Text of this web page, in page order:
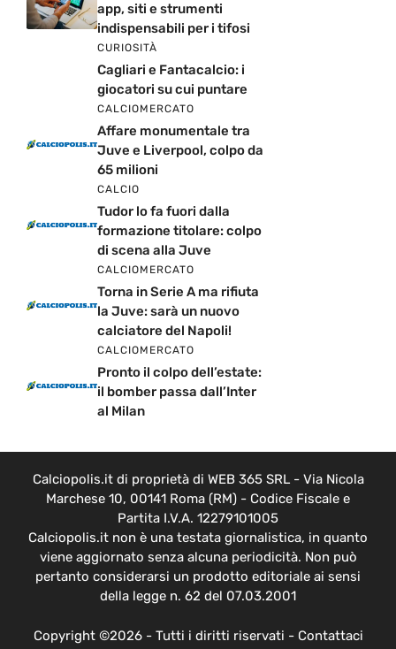
app, siti e strumenti
indispensabili per i tifosi
CURIOSITÀ
Cagliari e Fantacalcio: i
giocatori su cui puntare
CALCIOMERCATO
Affare monumentale tra
Juve e Liverpool, colpo da
65 milioni
CALCIO
Tudor lo fa fuori dalla
formazione titolare: colpo
di scena alla Juve
CALCIOMERCATO
Torna in Serie A ma rifiuta
la Juve: sarà un nuovo
calciatore del Napoli!
CALCIOMERCATO
Pronto il colpo dell’estate:
il bomber passa dall’Inter
al Milan
Calciopolis.it di proprietà di WEB 365 SRL - Via Nicola
Marchese 10, 00141 Roma (RM) - Codice Fiscale e
Partita I.V.A. 12279101005
Calciopolis.it non è una testata giornalistica, in quanto
viene aggiornato senza alcuna periodicità. Non può
pertanto considerarsi un prodotto editoriale ai sensi
della legge n. 62 del 07.03.2001
Copyright ©2026 - Tutti i diritti riservati - Contattaci